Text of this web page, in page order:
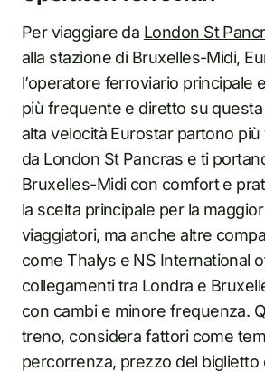
Per viaggiare da London St
alla stazione di Bruxelles-Midi,
l’operatore ferroviario principale
più frequente e diretto su questa
alta velocità Eurostar partono
da London St Pancras e ti
Bruxelles-Midi con comfort e
la scelta principale per la
viaggiatori, ma anche altre
come Thalys e NS International
collegamenti tra Londra e
con cambi e minore frequenza.
treno, considera fattori come
percorrenza, prezzo del biglietto